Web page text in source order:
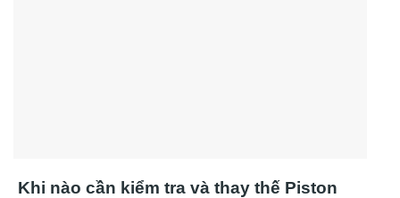
Khi nào cần kiểm tra và thay thế Piston